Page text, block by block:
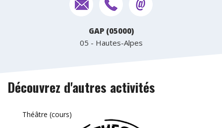
GAP (05000)
05 - Hautes-Alpes
Découvrez d'autres activités
Théâtre (cours)